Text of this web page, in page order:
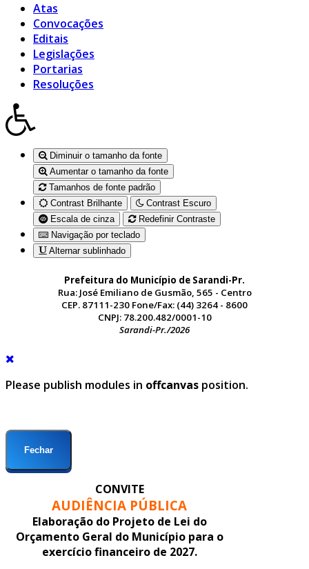
Atas
Convocações
Editais
Legislações
Portarias
Resoluções
Diminuir o tamanho da fonte
Aumentar o tamanho da fonte
Tamanhos de fonte padrão
Contrast Brilhante
Contrast Escuro
Escala de cinza
Redefinir Contraste
Navigação por teclado
Alternar sublinhado
Prefeitura do Município de Sarandi-Pr.
Rua: José Emiliano de Gusmão, 565 - Centro
CEP. 87111-230 Fone/Fax: (44) 3264 - 8600
CNPJ: 78.200.482/0001-10
Sarandi-Pr./2026
Please publish modules in offcanvas position.
Fechar
CONVITE
AUDIÊNCIA PÚBLICA
Elaboração do Projeto de Lei do
Orçamento Geral do Município para o
exercício financeiro de 2027.